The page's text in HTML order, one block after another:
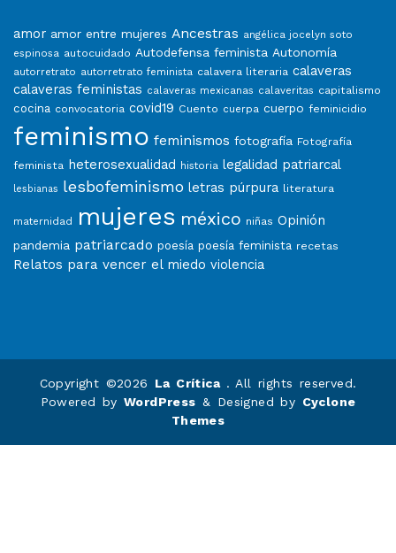
amor amor entre mujeres Ancestras angélica jocelyn soto
espinosa autocuidado Autodefensa feminista Autonomía
autorretrato autorretrato feminista calavera literaria calaveras
calaveras feministas calaveras mexicanas calaveritas capitalismo
cocina convocatoria covid19 Cuento cuerpa cuerpo feminicidio
feminismo feminismos fotografía Fotografía
feminista heterosexualidad historia legalidad patriarcal
lesbianas lesbofeminismo letras púrpura literatura
maternidad mujeres méxico niñas Opinión
pandemia patriarcado poesía poesía feminista recetas
Relatos para vencer el miedo violencia
Copyright ©2026 La Crítica . All rights reserved.
Powered by WordPress & Designed by Cyclone
Themes